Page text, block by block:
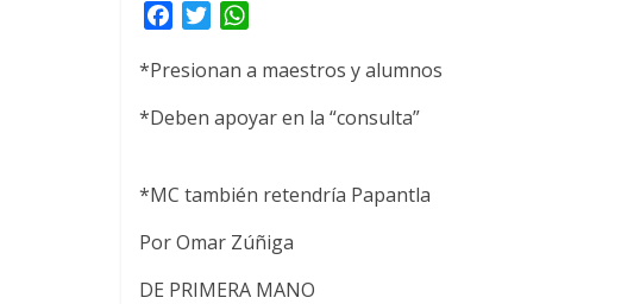
c
b
o
i
t
r
a
s
p
*Presionan a maestros y alumnos
*Deben apoyar en la “consulta”
*MC también retendría Papantla
Por Omar Zúñiga
DE PRIMERA MANO